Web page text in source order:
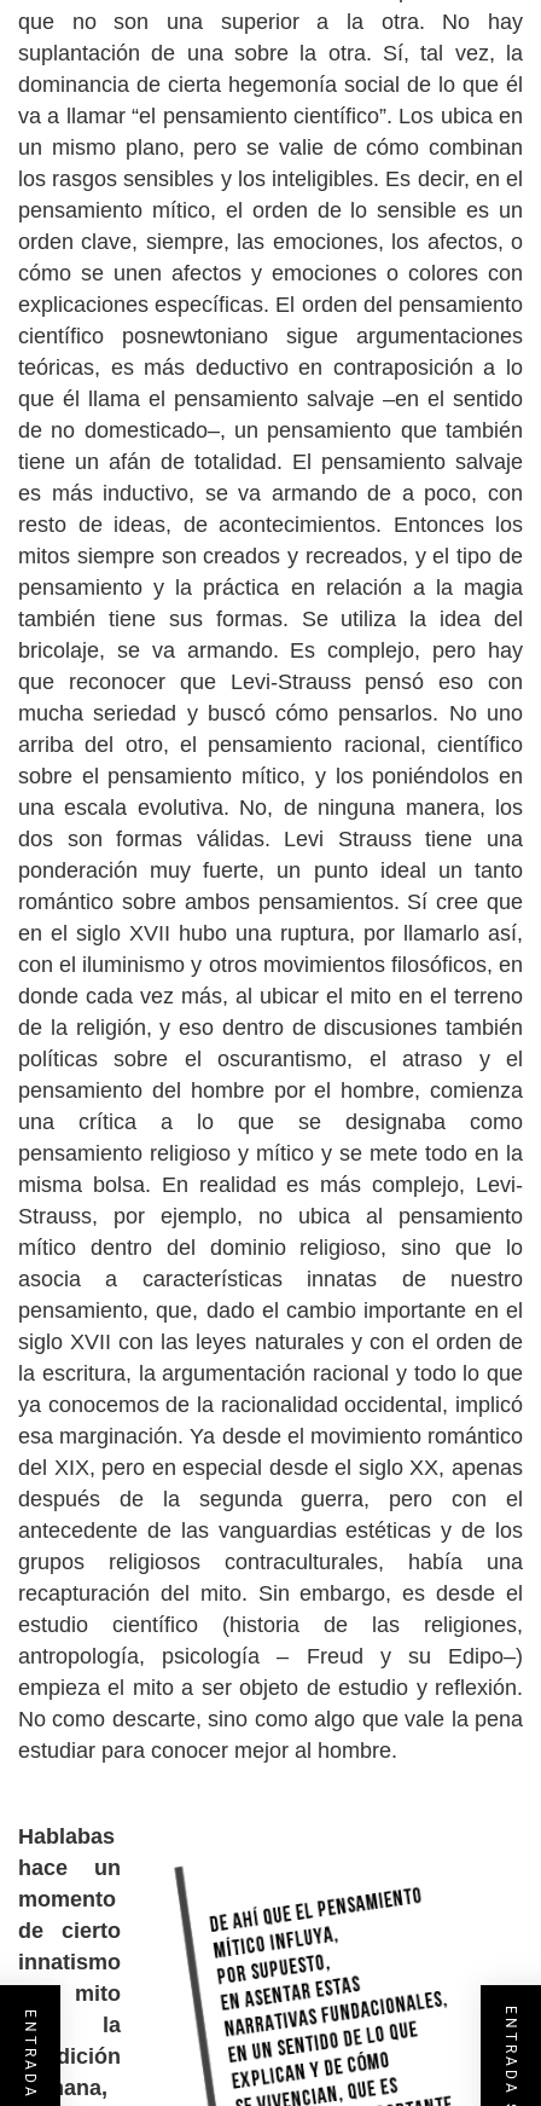
que no son una superior a la otra. No hay
suplantación de una sobre la otra. Sí, tal vez, la
dominancia de cierta hegemonía social de lo que él
va a llamar “el pensamiento científico”. Los ubica en
un mismo plano, pero se valie de cómo combinan
los rasgos sensibles y los inteligibles. Es decir, en el
pensamiento mítico, el orden de lo sensible es un
orden clave, siempre, las emociones, los afectos, o
cómo se unen afectos y emociones o colores con
explicaciones específicas. El orden del pensamiento
científico posnewtoniano sigue argumentaciones
teóricas, es más deductivo en contraposición a lo
que él llama el pensamiento salvaje –en el sentido
de no domesticado–, un pensamiento que también
tiene un afán de totalidad. El pensamiento salvaje
es más inductivo, se va armando de a poco, con
resto de ideas, de acontecimientos. Entonces los
mitos siempre son creados y recreados, y el tipo de
pensamiento y la práctica en relación a la magia
también tiene sus formas. Se utiliza la idea del
bricolaje, se va armando. Es complejo, pero hay
que reconocer que Levi-Strauss pensó eso con
mucha seriedad y buscó cómo pensarlos. No uno
arriba del otro, el pensamiento racional, científico
sobre el pensamiento mítico, y los poniéndolos en
una escala evolutiva. No, de ninguna manera, los
dos son formas válidas. Levi Strauss tiene una
ponderación muy fuerte, un punto ideal un tanto
romántico sobre ambos pensamientos. Sí cree que
en el siglo XVII hubo una ruptura, por llamarlo así,
con el iluminismo y otros movimientos filosóficos, en
donde cada vez más, al ubicar el mito en el terreno
de la religión, y eso dentro de discusiones también
políticas sobre el oscurantismo, el atraso y el
pensamiento del hombre por el hombre, comienza
una crítica a lo que se designaba como
pensamiento religioso y mítico y se mete todo en la
misma bolsa. En realidad es más complejo, Levi-
Strauss, por ejemplo, no ubica al pensamiento
mítico dentro del dominio religioso, sino que lo
asocia a características innatas de nuestro
pensamiento, que, dado el cambio importante en el
siglo XVII con las leyes naturales y con el orden de
la escritura, la argumentación racional y todo lo que
ya conocemos de la racionalidad occidental, implicó
esa marginación. Ya desde el movimiento romántico
del XIX, pero en especial desde el siglo XX, apenas
después de la segunda guerra, pero con el
antecedente de las vanguardias estéticas y de los
grupos religiosos contraculturales, había una
recapturación del mito. Sin embargo, es desde el
estudio científico (historia de las religiones,
antropología, psicología – Freud y su Edipo–)
empieza el mito a ser objeto de estudio y reflexión.
No como descarte, sino como algo que vale la pena
estudiar para conocer mejor al hombre.
Hablabas
hace un
momento
de cierto
innatismo
del mito
en la
condición
humana,